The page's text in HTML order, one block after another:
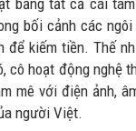
bối cảnh các
để kiếm tiền. Thế
cô hoạt động nghệ
mê với điện ảnh,
người Việt.